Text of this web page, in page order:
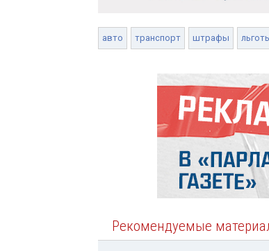
авто транспорт штрафы
Рекомендуемые